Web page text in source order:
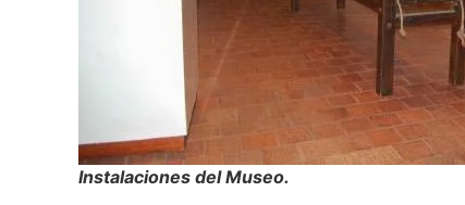
Instalaciones del Museo.